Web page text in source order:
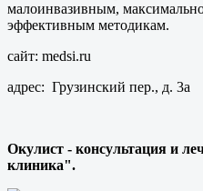
малоинвазивным,
эффективным методикам.
сайт: medsi.ru
адрес: Грузинский пер., д. 3а
Окулист - консультация и
клиника".